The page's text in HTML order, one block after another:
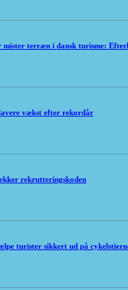
mister terræn i dansk turisme:
vækst efter rekordår
rekrutteringskoden
turister sikkert ud på